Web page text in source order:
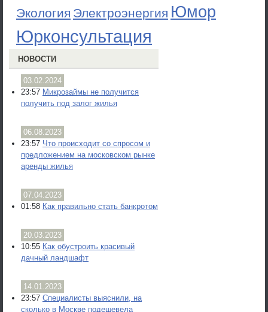
Экология Электроэнергия Юмор
Юрконсультация
НОВОСТИ
03.02.2024
23:57 Микрозаймы не получится
получить под залог жилья
06.08.2023
23:57 Что происходит со спросом и
предложением на московском рынке
аренды жилья
07.04.2023
01:58 Как правильно стать банкротом
20.03.2023
10:55 Как обустроить красивый
дачный ландшафт
14.01.2023
23:57 Специалисты выяснили, на
сколько в Москве подешевела